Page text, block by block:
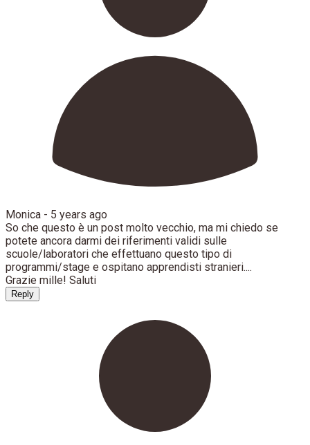
Monica - 5 years ago
So che questo è un post molto vecchio, ma mi chiedo se
potete ancora darmi dei riferimenti validi sulle
scuole/laboratori che effettuano questo tipo di
programmi/stage e ospitano apprendisti stranieri....
Grazie mille! Saluti
Reply